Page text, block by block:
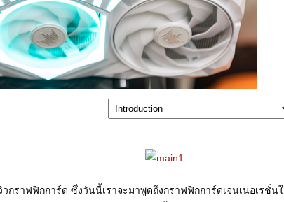
ราฟฟิกการ์ด ซึ่งวันนี้เราจะมาพูดถึงกราฟฟิกการ์ดเจนเนอเรชั่น